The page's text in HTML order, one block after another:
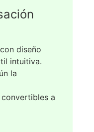
diseño
intuitiva.
la
a